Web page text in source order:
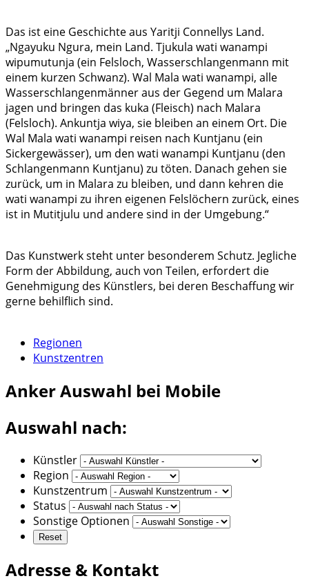
Das ist eine Geschichte aus Yaritji Connellys Land.
„Ngayuku Ngura, mein Land. Tjukula wati wanampi
wipumutunja (ein Felsloch, Wasserschlangenmann mit
einem kurzen Schwanz). Wal Mala wati wanampi, alle
Wasserschlangenmänner aus der Gegend um Malara
jagen und bringen das kuka (Fleisch) nach Malara
(Felsloch). Ankuntja wiya, sie bleiben an einem Ort. Die
Wal Mala wati wanampi reisen nach Kuntjanu (ein
Sickergewässer), um den wati wanampi Kuntjanu (den
Schlangenmann Kuntjanu) zu töten. Danach gehen sie
zurück, um in Malara zu bleiben, und dann kehren die
wati wanampi zu ihren eigenen Felslöchern zurück, eines
ist in Mutitjulu und andere sind in der Umgebung.“
Das Kunstwerk steht unter besonderem Schutz. Jegliche
Form der Abbildung, auch von Teilen, erfordert die
Genehmigung des Künstlers, bei deren Beschaffung wir
gerne behilflich sind.
Regionen
Kunstzentren
AnkerAuswahl bei Mobile
Auswahl nach:
Künstler
Region
Kunstzentrum
Status
Sonstige Optionen
Adresse & Kontakt